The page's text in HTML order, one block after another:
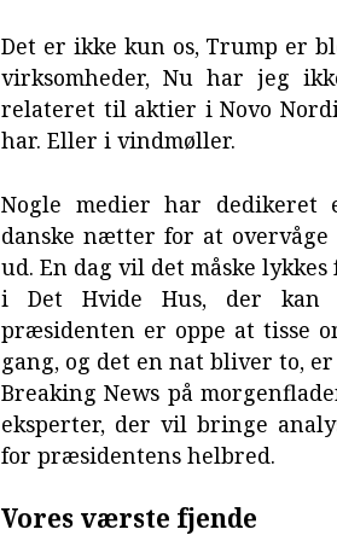
Det er ikke kun os, Trump er
virksomheder, Nu har jeg
relateret til aktier i Novo
har. Eller i vindmøller.
Nogle medier har
danske nætter for at overvåge
ud. En dag vil det måske
i Det Hvide Hus, der kan
præsidenten er oppe at tisse
gang, og det en nat bliver to,
Breaking News på
eksperter, der vil bringe
for præsidentens helbred.
Vores værste fjende